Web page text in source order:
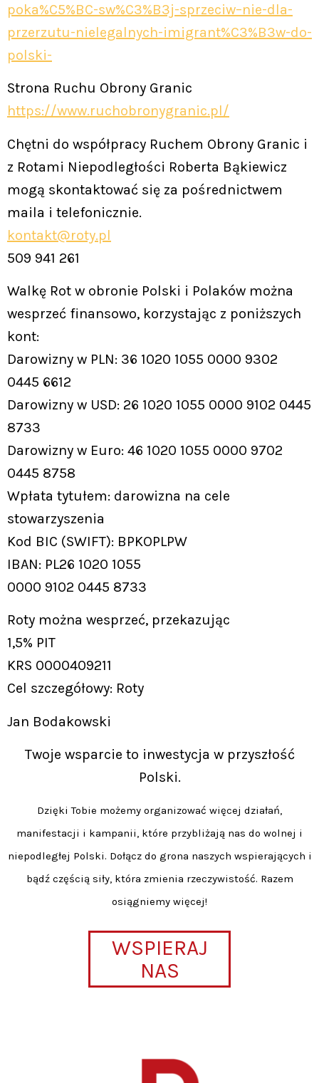
poka%C5%BC-sw%C3%B3j-sprzeciw–nie-dla-
przerzutu-nielegalnych-imigrant%C3%B3w-do-
polski-
Strona Ruchu Obrony Granic
https://www.ruchobronygranic.pl/
Chętni do współpracy Ruchem Obrony Granic i
z Rotami Niepodległości Roberta Bąkiewicz
mogą skontaktować się za pośrednictwem
maila i telefonicznie.
kontakt@roty.pl
509 941 261
Walkę Rot w obronie Polski i Polaków można
wesprzeć finansowo, korzystając z poniższych
kont:
Darowizny w PLN: 36 1020 1055 0000 9302
0445 6612
Darowizny w USD: 26 1020 1055 0000 9102 0445
8733
Darowizny w Euro: 46 1020 1055 0000 9702
0445 8758
Wpłata tytułem: darowizna na cele
stowarzyszenia
Kod BIC (SWIFT): BPKOPLPW
IBAN: PL26 1020 1055
0000 9102 0445 8733
Roty można wesprzeć, przekazując
1,5% PIT
KRS 0000409211
Cel szczegółowy: Roty
Jan Bodakowski
Twoje wsparcie to inwestycja w przyszłość
Polski.
Dzięki Tobie możemy organizować więcej działań,
manifestacji i kampanii, które przybliżają nas do wolnej i
niepodległej Polski. Dołącz do grona naszych wspierających i
bądź częścią siły, która zmienia rzeczywistość. Razem
osiągniemy więcej!
WSPIERAJ
NAS